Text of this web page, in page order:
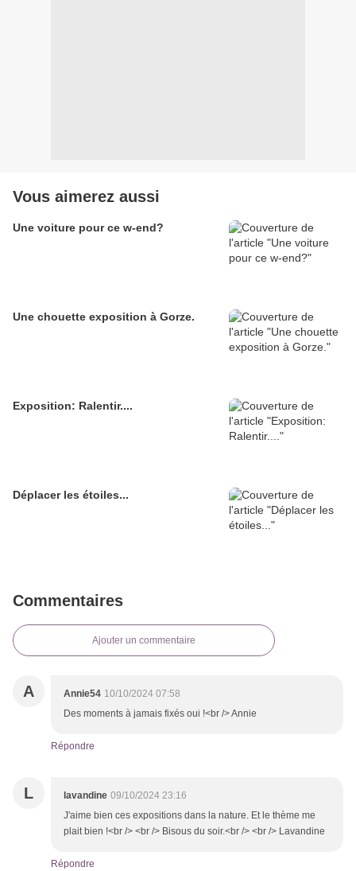
Vous aimerez aussi
Une voiture pour ce w-end?
Une chouette exposition à Gorze.
Exposition: Ralentir....
Déplacer les étoiles...
Commentaires
Ajouter un commentaire
A Annie54 10/10/2024 07:58
Des moments à jamais fixés oui !<br /> Annie
Répondre
L lavandine 09/10/2024 23:16
J'aime bien ces expositions dans la nature. Et le thème me
plait bien !<br /> <br /> Bisous du soir.<br /> <br /> Lavandine
Répondre